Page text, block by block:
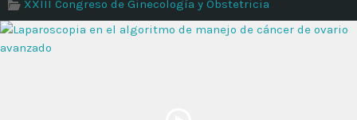
XXIII Congreso de Ginecología y Obstetricia